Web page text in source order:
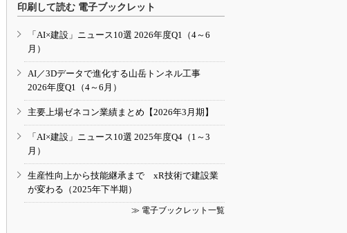
印刷して読む 電子ブックレット
「AI×建設」ニュース10選 2026年度Q1（4～6
月）
AI／3Dデータで進化する山岳トンネル工事
2026年度Q1（4～6月）
主要上場ゼネコン業績まとめ【2026年3月期】
「AI×建設」ニュース10選 2025年度Q4（1～3
月）
生産性向上から技能継承まで xR技術で建設業
が変わる（2025年下半期）
≫ 電子ブックレット一覧